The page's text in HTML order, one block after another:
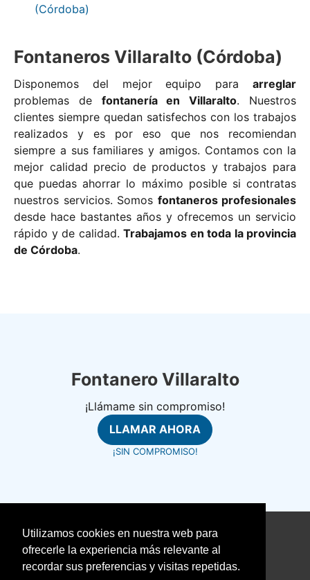
Utilizamos cookies en nuestra web para
ofrecerle la experiencia más relevante al
recordar sus preferencias y visitas repetidas.
(Córdoba)
Fontaneros Villaralto (Córdoba)
Disponemos del mejor equipo para arreglar
problemas de fontanería en Villaralto. Nuestros
clientes siempre quedan satisfechos con los trabajos
realizados y es por eso que nos recomiendan
siempre a sus familiares y amigos. Contamos con la
mejor calidad precio de productos y trabajos para
que puedas ahorrar lo máximo posible si contratas
nuestros servicios. Somos fontaneros profesionales
desde hace bastantes años y ofrecemos un servicio
rápido y de calidad. Trabajamos en toda la provincia
de Córdoba.
Fontanero Villaralto
¡Llámame sin compromiso!
LLAMAR AHORA
¡SIN COMPROMISO!
©fontanerosrapidos.com
Aviso Legal